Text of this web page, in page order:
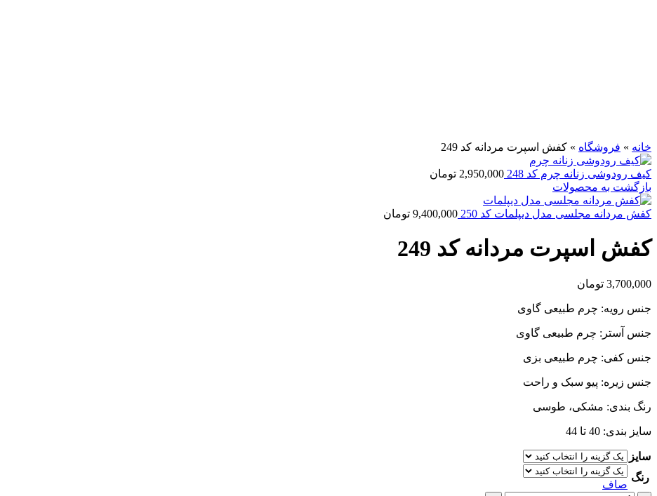
خانه » فروشگاه » کفش اسپرت مردانه کد 249
کیف رودوشی زنانه چرم کد 248 2,950,000 تومان
بازگشت به محصولات
کفش مردانه مجلسی مدل دیپلمات کد 250 9,400,000 تومان
کفش اسپرت مردانه کد 249
3,700,000 تومان
جنس رویه: چرم طبیعی گاوی
جنس آستر: چرم طبیعی گاوی
جنس کفی: چرم طبیعی بزی
جنس زیره: پیو سبک و راحت
رنگ بندی: مشکی، طوسی
سایز بندی: 40 تا 44
سایز
رنگ
صاف